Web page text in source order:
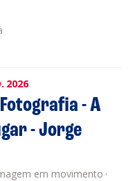
2026
- A
- Jorge
em movimento ·